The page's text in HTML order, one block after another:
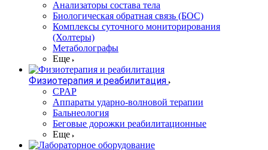
Анализаторы состава тела
Биологическая обратная связь (БОС)
Комплексы суточного мониторирования
(Холтеры)
Метаболографы
Еще
Физиотерапия и реабилитация
CPAP
Аппараты ударно-волновой терапии
Бальнеология
Беговые дорожки реабилитационные
Еще